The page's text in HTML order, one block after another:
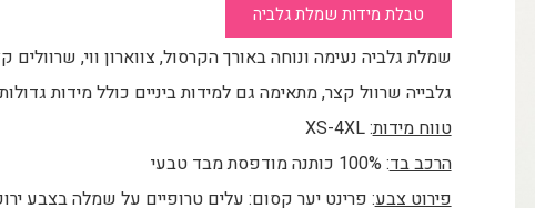
טבלת מידות שמלת גלביה
שמלת גלביה נעימה ונוחה באורך הקרסול, צווארון ווי, שרוולים
גלבייה שרוול קצר, מתאימה גם למידות ביניים כולל מידות
טווח מידות: XS-4XL
הרכב בד: 100% כותנה מודפסת מבד טבעי
פירוט צבע: פרינט יער קסום: עלים טרופיים על שמלה בצבע